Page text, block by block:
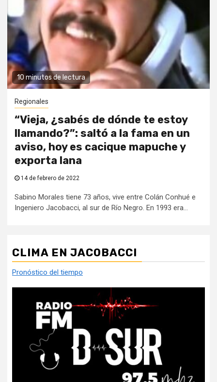
10 minutos de lectura
Regionales
“Vieja, ¿sabés de dónde te estoy
llamando?”: saltó a la fama en un
aviso, hoy es cacique mapuche y
exporta lana
14 de febrero de 2022
Sabino Morales tiene 73 años, vive entre Colán Conhué e
Ingeniero Jacobacci, al sur de Río Negro. En 1993 era...
CLIMA EN JACOBACCI
Pronóstico del tiempo